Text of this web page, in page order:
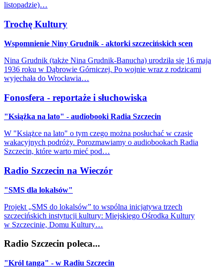
listopadzie)…
Trochę Kultury
Wspomnienie Niny Grudnik - aktorki szczecińskich scen
Nina Grudnik (także Nina Grudnik-Banucha) urodziła się 16 maja
1936 roku w Dąbrowie Górniczej. Po wojnie wraz z rodzicami
wyjechała do Wrocławia…
Fonosfera - reportaże i słuchowiska
"Książka na lato" - audiobooki Radia Szczecin
W "Książce na lato" o tym czego można posłuchać w czasie
wakacyjnych podróży. Porozmawiamy o audiobookach Radia
Szczecin, które warto mieć pod…
Radio Szczecin na Wieczór
"SMS dla lokalsów"
Projekt „SMS do lokalsów” to wspólna inicjatywa trzech
szczecińskich instytucji kultury: Miejskiego Ośrodka Kultury
w Szczecinie, Domu Kultury…
Radio Szczecin poleca...
"Król tanga" - w Radiu Szczecin